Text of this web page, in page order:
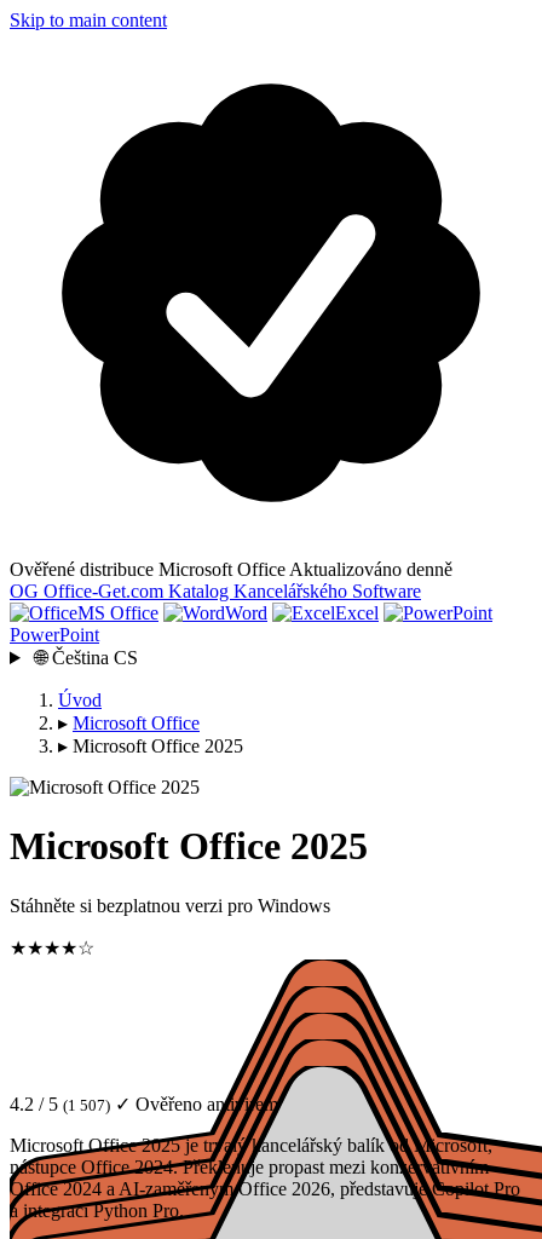
Skip to main content
Ověřené distribuce Microsoft Office Aktualizováno denně
OG Office-Get.com Katalog Kancelářského Software
MS Office
Word
Excel
PowerPoint
🌐 Čeština CS
Úvod
▸ Microsoft Office
▸ Microsoft Office 2025
Microsoft Office 2025
Stáhněte si bezplatnou verzi pro Windows
★★★★☆
4.2 / 5 (1 507) ✓ Ověřeno antivirem
Microsoft Office 2025 je trvalý kancelářský balík od Microsoft,
nástupce Office 2024. Překlenuje propast mezi konzervativním
Office 2024 a AI-zaměřeným Office 2026, představuje Copilot Pro
a integraci Python Pro.